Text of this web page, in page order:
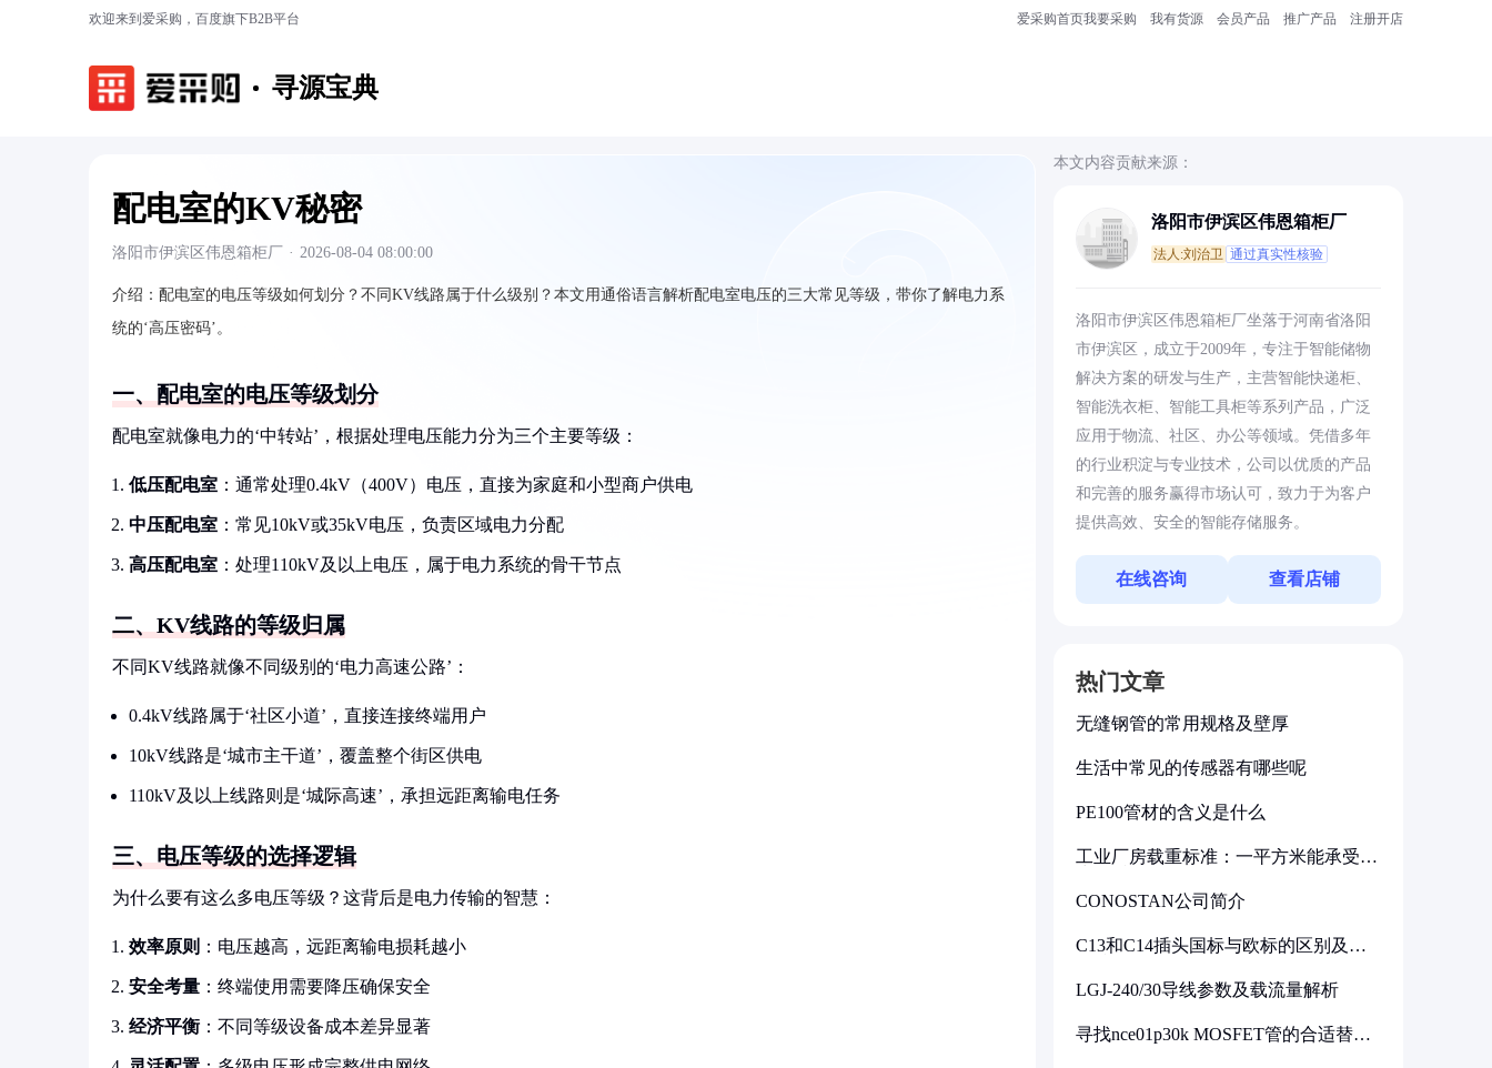
欢迎来到爱采购，百度旗下B2B平台 爱采购首页我要采购 我有货源 会员产品 推广产品 注册开店
寻源宝典
配电室的KV秘密
洛阳市伊滨区伟恩箱柜厂 · 2026-08-04 08:00:00
介绍： 配电室的电压等级如何划分？不同KV线路属于什么级别？本文用通俗语言解析配电室电压的三大常见等级，带你了解电力系
统的‘高压密码’。
一、配电室的电压等级划分
配电室就像电力的‘中转站’，根据处理电压能力分为三个主要等级：
低压配电室 ：通常处理0.4kV（400V）电压，直接为家庭和小型商户供电
中压配电室 ：常见10kV或35kV电压，负责区域电力分配
高压配电室 ：处理110kV及以上电压，属于电力系统的骨干节点
二、KV线路的等级归属
不同KV线路就像不同级别的‘电力高速公路’：
0.4kV线路属于‘社区小道’，直接连接终端用户
10kV线路是‘城市主干道’，覆盖整个街区供电
110kV及以上线路则是‘城际高速’，承担远距离输电任务
三、电压等级的选择逻辑
为什么要有这么多电压等级？这背后是电力传输的智慧：
效率原则 ：电压越高，远距离输电损耗越小
安全考量 ：终端使用需要降压确保安全
经济平衡 ：不同等级设备成本差异显著
本文内容贡献来源：
洛阳市伊滨区伟恩箱柜厂
法人:刘治卫 通过真实性核验
洛阳市伊滨区伟恩箱柜厂坐落于河南省洛阳
市伊滨区，成立于2009年，专注于智能储物
解决方案的研发与生产，主营智能快递柜、
智能洗衣柜、智能工具柜等系列产品，广泛
应用于物流、社区、办公等领域。凭借多年
的行业积淀与专业技术，公司以优质的产品
和完善的服务赢得市场认可，致力于为客户
提供高效、安全的智能存储服务。
在线咨询 查看店铺
热门文章
无缝钢管的常用规格及壁厚
生活中常见的传感器有哪些呢
PE100管材的含义是什么
工业厂房载重标准：一平方米能承受多
CONOSTAN公司简介
C13和C14插头国标与欧标的区别及其
LGJ-240/30导线参数及载流量解析
寻找nce01p30k MOSFET管的合适替代